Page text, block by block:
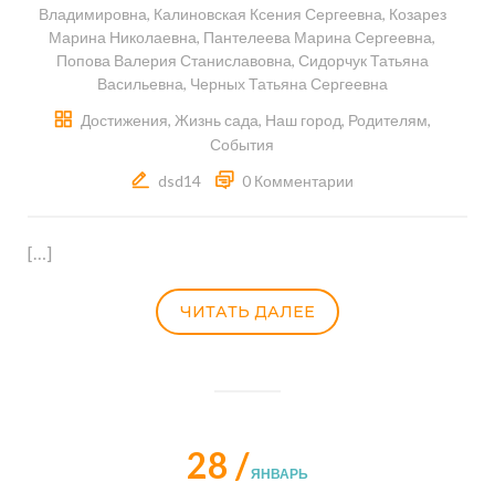
Владимировна, Калиновская Ксения Сергеевна, Козарез
Марина Николаевна, Пантелеева Марина Сергеевна,
Попова Валерия Станиславовна, Сидорчук Татьяна
Васильевна, Черных Татьяна Сергеевна
Достижения, Жизнь сада, Наш город, Родителям,
События
dsd14
0 Комментарии
[…]
ЧИТАТЬ ДАЛЕЕ
28 /ЯНВАРЬ